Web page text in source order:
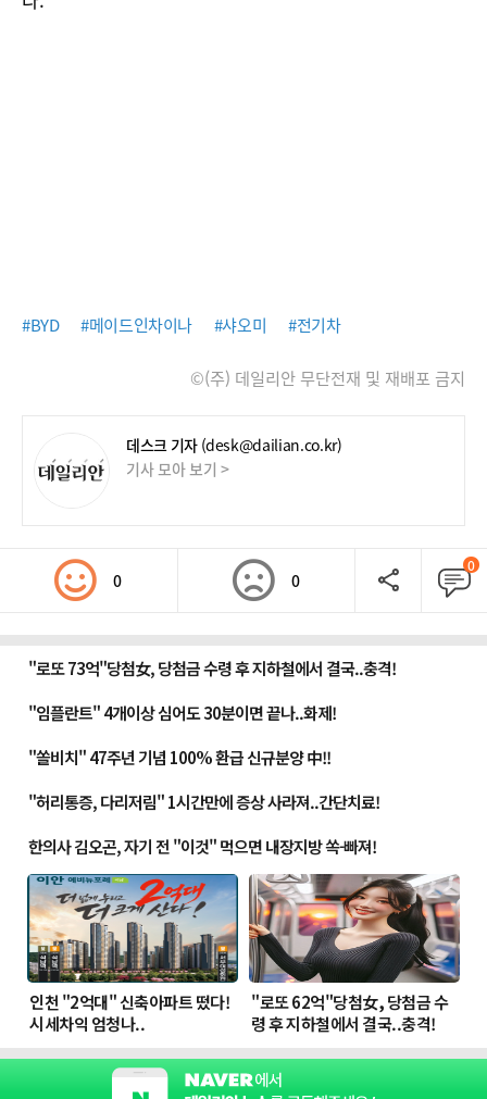
#BYD #메이드인차이나 #샤오미 #전기차
©(주) 데일리안 무단전재 및 재배포 금지
데스크 기자 (desk@dailian.co.kr)
기사 모아 보기 >
0 0
0